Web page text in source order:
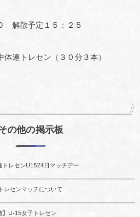
解散予定１５：２５
体連トレセン（３０分３本）
の他の掲示板
トレセンU1524日マッチデー
レセンマッチについて
】U-15女子トレセン